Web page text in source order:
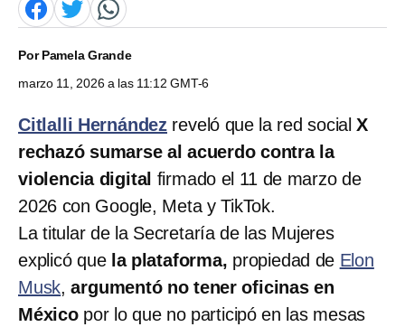
PorPamela Grande
marzo 11, 2026 a las 11:12 GMT-6
Citlalli Hernández reveló que la red socialX
rechazó sumarse al acuerdo contra la
violencia digital firmado el 11 de marzo de
2026 con Google, Meta y TikTok.
La titular de la Secretaría de las Mujeres
explicó que la plataforma, propiedad de Elon
Musk,argumentó no tener oficinas en
Méxicopor lo que no participó en las mesas